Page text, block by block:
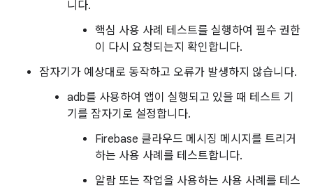
니다.
핵심 사용 사례 테스트를 실행하여 필수 권한
이 다시 요청되는지 확인합니다.
잠자기가 예상대로 동작하고 오류가 발생하지 않습니다.
adb를 사용하여 앱이 실행되고 있을 때 테스트 기
기를 잠자기로 설정합니다.
Firebase 클라우드 메시징 메시지를 트리거
하는 사용 사례를 테스트합니다.
알람 또는 작업을 사용하는 사용 사례를 테스